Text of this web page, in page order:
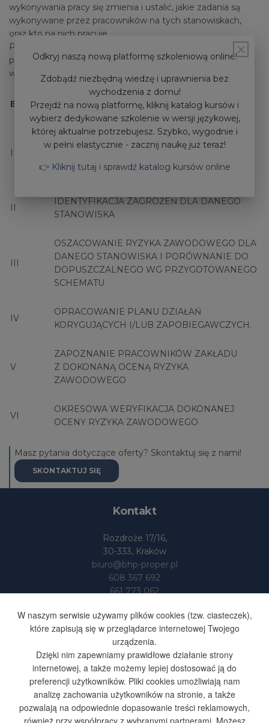
wykonywania pracy się zmienia i ustalić, jakie zadania są
wykonywane przez pracowników na tych stanowiskach,
oraz kto na nich pracuje.
Przykładowo ocenę ryzyka zawodowego dla stanowiska
przeprowadzamy metodą wg Polskiej Normy PN-N 18002
wykonując etapami następujące czynności:
ETAP
I
NAZWA I OPIS STANOWISKA: WYMOGI DLA
POMIESZCZEŃ I DANEGO STANOWISKA
WYKONYWANEJ PRACY
II
IDENTYFIKACJA ZAGROŻEŃ DLA DANEGO
STANOWISKA
III
OSZACOWANIE RYZYKA ZAWODOWEGO DLA
DANEGO STANOWISKA I PORÓWNANIE DO
DOPUSZCZALNEGO WG PRZYGOTOWANEGO
SCHEMATU
IV
OPRACOWANIE PLANU DZIAŁAŃ
KORYGUJĄCYCH I/LUB ZAPOBIEGAWCZYCH.
V
ZAPOZNANIE PRACOWNIKÓW ZAKŁADU
Z DOKONANĄ OCENĄ RYZYKA
ZAWODOWEGO
VI
OKRESOWA WERYFIKACJA DOKONANEJ
OCENY RYZYKA ZAWODOWEGO
Masz pytania dotyczące oferty? Skontaktuj się z nami!
SKONTAKTUJ SIĘ
Kontakt
Rozdroże 17/16,
30-333, Kraków
biuro@bhp-proper.pl
608 367 692
661 773 062
Dane
BHP-PROPER S.SUFA I S-KA
SPÓŁKA JAWNA
NIP 676 251 48 35
REGON 365603164
×
Odkryj naszą nową platformę szkoleniową online!
Zdobądź niezbędną wiedzę i uprawnienia bez
wychodzenia z domu!
Przejdź na nową platformę, kliknij katalog kursów i
wybierz dedykowane szkolenie w wersji językowej,
której aktualnie potrzebujesz. Szybko, wygodnie i
w pełni elastycznie - zacznij naukę już teraz!
👉 Kliknij tutaj i sprawdź katalog kursów online
W naszym serwisie używamy plików cookies (tzw. ciasteczek),
które zapisują się w przeglądarce internetowej Twojego
urządzenia.
Dzięki nim zapewniamy prawidłowe działanie strony
internetowej, a także możemy lepiej dostosować ją do
preferencji użytkowników. Pliki cookies umożliwiają nam
analizę zachowania użytkowników na stronie, a także
pozwalają na odpowiednie dopasowanie treści reklamowych,
również przy współpracy z wybranymi partnerami. Możesz